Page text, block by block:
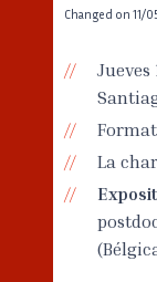
Changed on 11/
Jueves
La